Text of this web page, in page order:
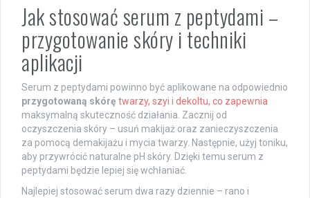
Jak stosować serum z peptydami –
przygotowanie skóry i techniki
aplikacji
Serum z peptydami powinno być aplikowane na odpowiednio
przygotowaną skórę twarzy, szyi i dekoltu, co zapewnia
maksymalną skuteczność działania. Zacznij od
oczyszczenia skóry – usuń makijaż oraz zanieczyszczenia
za pomocą demakijażu i mycia twarzy. Następnie, użyj toniku,
aby przywrócić naturalne pH skóry. Dzięki temu serum z
peptydami będzie lepiej się wchłaniać.
Najlepiej stosować serum dwa razy dziennie – rano i